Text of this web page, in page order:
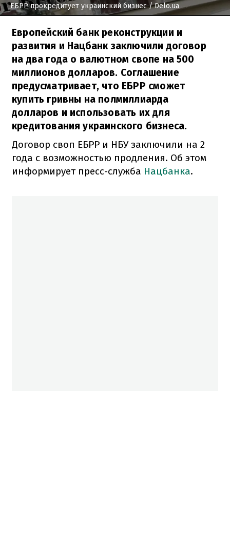
ЕБРР прокредитует украинский бизнес/ Delo.ua
Европейский банк реконструкции и
развития и Нацбанк заключили договор
на два года о валютном свопе на 500
миллионов долларов. Соглашение
предусматривает, что ЕБРР сможет
купить гривны на полмиллиарда
долларов и использовать их для
кредитования украинского бизнеса.
Договор своп ЕБРР и НБУ заключили на 2
года с возможностью продления. Об этом
информирует пресс-служба Нацбанка.